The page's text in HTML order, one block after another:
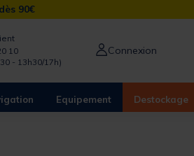
90€
10
- 13h30/17h)
Connexion
Equipement Destockage